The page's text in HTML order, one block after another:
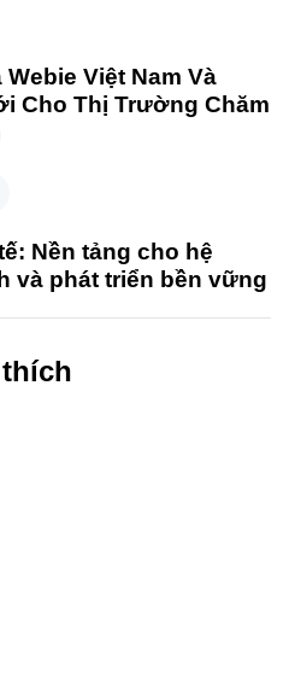
Việt Nam Và
Cho Thị Trường Chăm
Nền tảng cho hệ
và phát triển bền vững